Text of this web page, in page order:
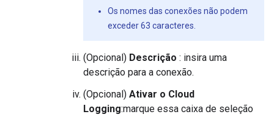
Os nomes das conexões não podem
exceder 63 caracteres.
(Opcional) Descrição : insira uma
descrição para a conexão.
(Opcional) Ativar o Cloud
Logging:marque essa caixa de seleção